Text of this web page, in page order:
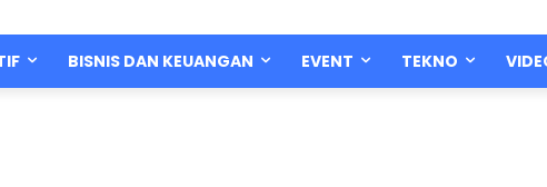
BISNIS DAN KEUANGAN EVENT TEKNO